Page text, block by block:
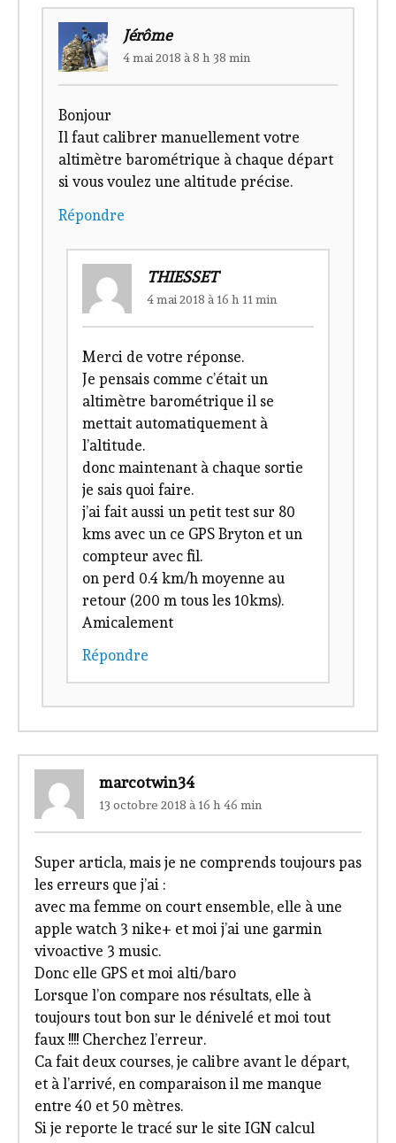
Jérôme
4 mai 2018 à 8 h 38 min
Bonjour
Il faut calibrer manuellement votre
altimètre barométrique à chaque départ
si vous voulez une altitude précise.
Répondre
THIESSET
4 mai 2018 à 16 h 11 min
Merci de votre réponse.
Je pensais comme c’était un
altimètre barométrique il se
mettait automatiquement à
l’altitude.
donc maintenant à chaque sortie
je sais quoi faire.
j’ai fait aussi un petit test sur 80
kms avec un ce GPS Bryton et un
compteur avec fil.
on perd 0.4 km/h moyenne au
retour (200 m tous les 10kms).
Amicalement
Répondre
marcotwin34
13 octobre 2018 à 16 h 46 min
Super articla, mais je ne comprends toujours pas
les erreurs que j’ai :
avec ma femme on court ensemble, elle à une
apple watch 3 nike+ et moi j’ai une garmin
vivoactive 3 music.
Donc elle GPS et moi alti/baro
Lorsque l’on compare nos résultats, elle à
toujours tout bon sur le dénivelé et moi tout
faux !!!! Cherchez l’erreur.
Ca fait deux courses, je calibre avant le départ,
et à l’arrivé, en comparaison il me manque
entre 40 et 50 mètres.
Si je reporte le tracé sur le site IGN calcul